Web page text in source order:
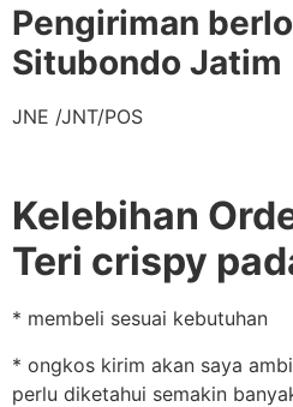
Pengiriman
Situbondo Jatim
JNE /JNT/POS
Kelebihan
Teri crispy
* membeli sesuai kebutuhan
* ongkos kirim akan saya
perlu diketahui semakin